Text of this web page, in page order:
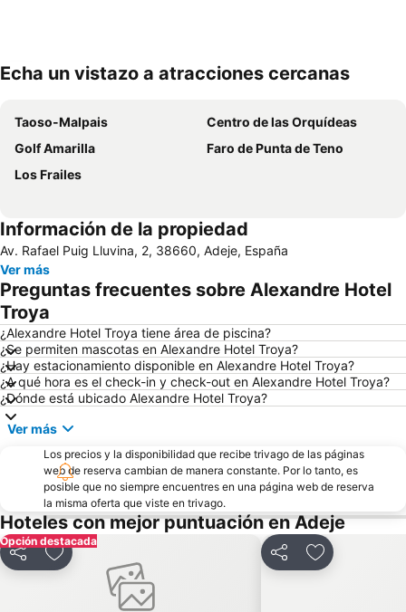
Echa un vistazo a atracciones cercanas
Taoso-Malpais
Centro de las Orquídeas
Golf Amarilla
Faro de Punta de Teno
Los Frailes
Información de la propiedad
Av. Rafael Puig Lluvina, 2, 38660, Adeje, España
Ver más
Preguntas frecuentes sobre Alexandre Hotel
Troya
¿Alexandre Hotel Troya tiene área de piscina?
¿Se permiten mascotas en Alexandre Hotel Troya?
¿Hay estacionamiento disponible en Alexandre Hotel Troya?
¿A qué hora es el check-in y check-out en Alexandre Hotel Troya?
¿Dónde está ubicado Alexandre Hotel Troya?
Ver más
Los precios y la disponibilidad que recibe trivago de las páginas
web de reserva cambian de manera constante. Por lo tanto, es
posible que no siempre encuentres en una página web de reserva
la misma oferta que viste en trivago.
Hoteles con mejor puntuación en Adeje
Opción destacada
CompartirAgregar a favoritos CompartirAgregar a